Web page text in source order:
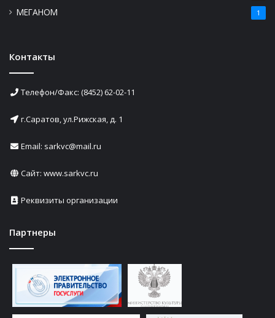
МЕГАНОМ 1
Контакты
Телефон/Факс: (8452) 62-02-11
г.Саратов, ул.Рижская, д. 1
Email: sarkvc@mail.ru
Сайт: www.sarkvc.ru
Реквизиты организации
Партнеры